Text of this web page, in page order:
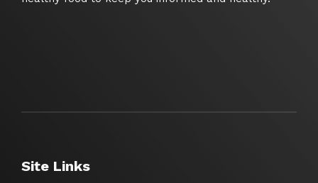
Site Links